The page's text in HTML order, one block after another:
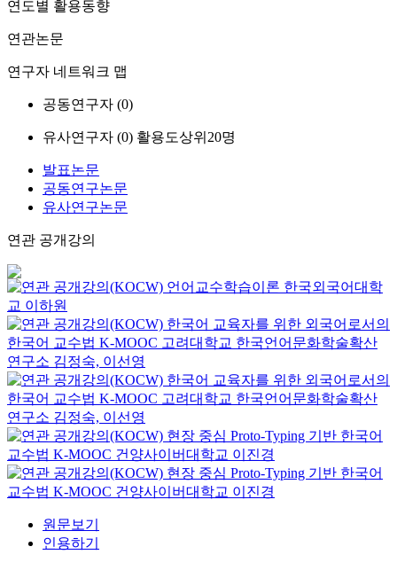
연도별 활용동향
연관논문
연구자 네트워크 맵
공동연구자 (0)
유사연구자 (0) 활용도상위20명
발표논문
공동연구논문
유사연구논문
연관 공개강의
언어교수학습이론 한국외국어대학
교 이하원
한국어 교육자를 위한 외국어로서의
한국어 교수법 K-MOOC 고려대학교 한국언어문화학술확산
연구소 김정숙, 이선영
한국어 교육자를 위한 외국어로서의
한국어 교수법 K-MOOC 고려대학교 한국언어문화학술확산
연구소 김정숙, 이선영
현장 중심 Proto-Typing 기반 한국어
교수법 K-MOOC 건양사이버대학교 이진경
현장 중심 Proto-Typing 기반 한국어
교수법 K-MOOC 건양사이버대학교 이진경
원문보기
인용하기